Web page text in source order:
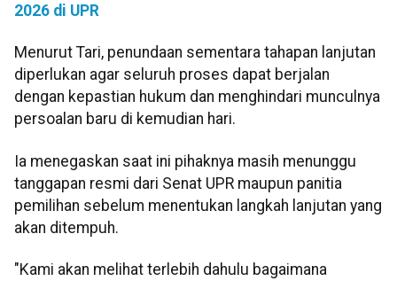
2026 di UPR
Menurut Tari, penundaan sementara tahapan lanjutan
diperlukan agar seluruh proses dapat berjalan
dengan kepastian hukum dan menghindari munculnya
persoalan baru di kemudian hari.
Ia menegaskan saat ini pihaknya masih menunggu
tanggapan resmi dari Senat UPR maupun panitia
pemilihan sebelum menentukan langkah lanjutan yang
akan ditempuh.
"Kami akan melihat terlebih dahulu bagaimana